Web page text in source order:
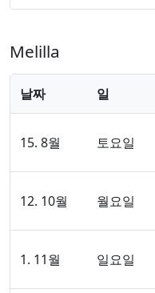
Melilla
날짜 일
15. 8월 토요일
12. 10월 월요일
1. 11월 일요일